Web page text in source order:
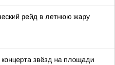
рейд в летнюю жару
звёзд на площади